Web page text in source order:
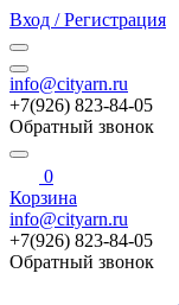
Вход / Регистрация
info@cityarn.ru
+7(926) 823-84-05
Обратный звонок
0
Корзина
info@cityarn.ru
+7(926) 823-84-05
Обратный звонок